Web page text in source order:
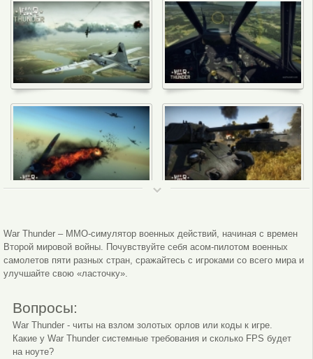
War Thunder – MMO-симулятор военных действий, начиная с времен
Второй мировой войны. Почувствуйте себя асом-пилотом военных
самолетов пяти разных стран, сражайтесь с игроками со всего мира и
улучшайте свою «ласточку».
Вопросы:
War Thunder - читы на взлом золотых орлов или коды к игре.
Какие у War Thunder системные требования и сколько FPS будет
на ноуте?